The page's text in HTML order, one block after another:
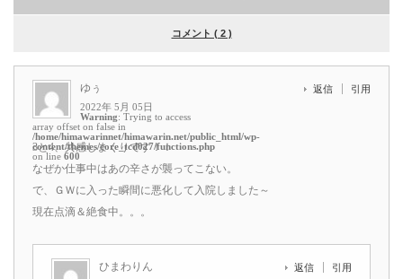
コメント ( 2 )
ゆぅ
2022年 5月 05日
Warning: Trying to access
array offset on false in
/home/himawarinnet/himawarin.net/public_html/wp-
content/themes/core_tcd027/functions.php
on line 600
返信 引用
3と4、共感しまくりです！！
なぜか仕事中はあの辛さが襲ってこない。
で、ＧＷに入った瞬間に悪化して入院しました～
現在点滴＆絶食中。。。
ひまわりん 返信 引用